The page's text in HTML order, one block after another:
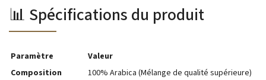
📊 Spécifications du produit
Paramètre
Valeur
Composition
100% Arabica (Mélange de qualité supérieure)